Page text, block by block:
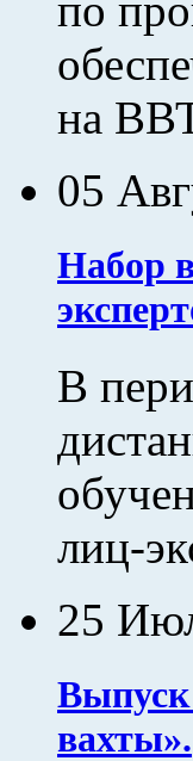
по
на
05
Набор
В
лиц-
25
Выпуск
вахты».